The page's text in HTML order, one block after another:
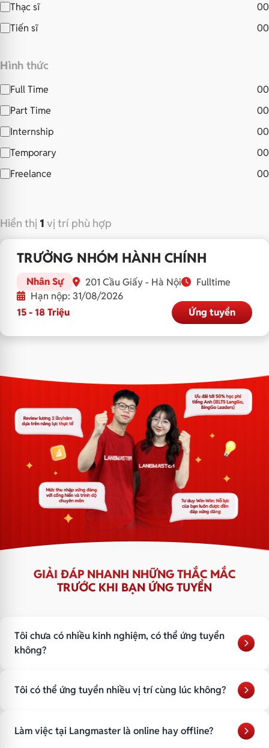
Thạc sĩ
00
Tiến sĩ
00
Hình thức
Full Time
00
Part Time
00
Internship
00
Temporary
00
Freelance
00
Hiển thị 1 vị trí phù hợp
TRƯỞNG NHÓM HÀNH CHÍNH
Nhân Sự 201 Cầu Giấy - Hà Nội
Fulltime
Hạn nộp: 31/08/2026
15 - 18 Triệu
Ứng tuyển
GIẢI ĐÁP NHANH NHỮNG THẮC MẮC
TRƯỚC KHI BẠN ỨNG TUYỂN
Tôi chưa có nhiều kinh nghiệm, có thể ứng tuyển
không?
Có lộ trình rõ ràng
Tôi có thể ứng tuyển nhiều vị trí cùng lúc không?
Làm việc tại Langmaster là online hay offline?